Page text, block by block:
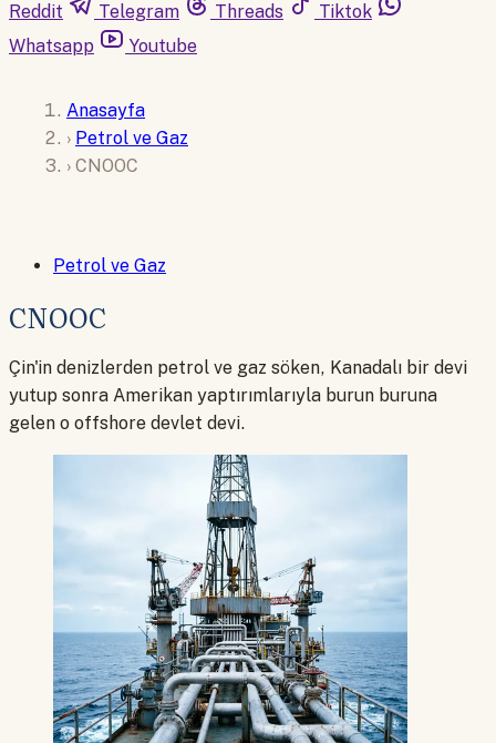
Reddit
Telegram Threads
Tiktok
Whatsapp
Youtube
Anasayfa
› Petrol ve Gaz
› CNOOC
Petrol ve Gaz
CNOOC
Çin'in denizlerden petrol ve gaz söken, Kanadalı bir devi
yutup sonra Amerikan yaptırımlarıyla burun buruna
gelen o offshore devlet devi.